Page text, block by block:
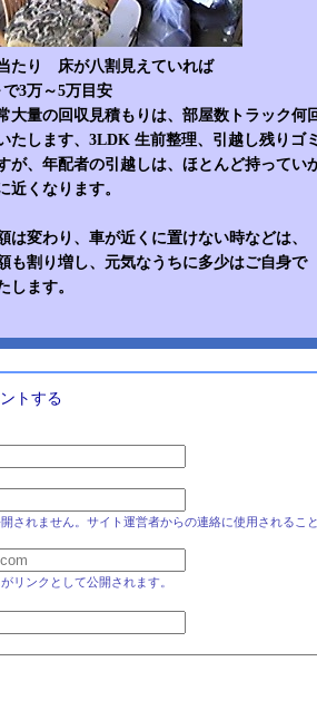
たり 床が八割見えていれば
3万～5万目安
大量の回収見積もりは、部屋数トラック何
たします、3LDK 生前整理、引越し残りゴ
が、年配者の引越しは、ほとんど持ってい
近くなります。
は変わり、車が近くに置けない時などは、
も割り増し、元気なうちに多少はご自身で
します。
トする
されません。サイト運営者からの連絡に使用されるこ
リンクとして公開されます。